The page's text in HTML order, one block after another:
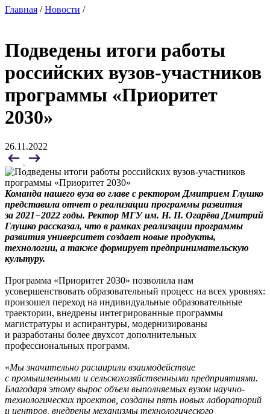
Главная /Новости /
Подведены итоги работы
российских вузов-участников
программы «Приоритет
2030»
26.11.2022
Команда нашего вуза во главе с ректором Дмитрием Глушко
представила отчет о реализации программы развития
за 2021−2022 годы. Ректор МГУ им. Н. П. Огарёва Дмитрий
Глушко рассказал, что в рамках реализации программы
развития университет создает новые продукты,
технологии, а также формирует предпринимательскую
культуру.
Программа «Приоритет 2030» позволила нам
усовершенствовать образовательный процесс на всех уровнях:
произошел переход на индивидуальные образовательные
траектории, внедрены интегрированные программы
магистратуры и аспирантуры, модернизированы
и разработаны более двухсот дополнительных
профессиональных программ.
«Мы значительно расширили взаимодействие
с промышленными и сельскохозяйственными предприятиями.
Благодаря этому вырос объем выполняемых вузом научно-
технологических проектов, созданы пять новых лабораторий
и центров, внедрены механизмы технологического